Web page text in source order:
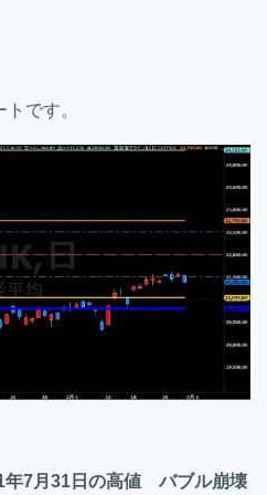
トです。
年7月31日の高値 バブル崩壊